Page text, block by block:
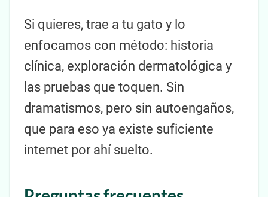
Si quieres, trae a tu gato y lo
enfocamos con método: historia
clínica, exploración dermatológica y
las pruebas que toquen. Sin
dramatismos, pero sin autoengaños,
que para eso ya existe suficiente
internet por ahí suelto.